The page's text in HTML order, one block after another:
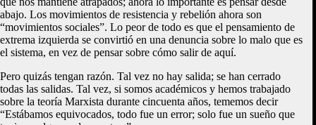
abajo. Los movimientos de resistencia y rebelión ahora son
“movimientos sociales”. Lo peor de todo es que el pensamiento de
extrema izquierda se convirtió en una denuncia sobre lo malo que es
el sistema, en vez de pensar sobre cómo salir de aquí.
Pero quizás tengan razón. Tal vez no hay salida; se han cerrado
todas las salidas. Tal vez, si somos académicos y hemos trabajado
sobre la teoría Marxista durante cincuenta años, tememos decir
“Estábamos equivocados, todo fue un error; solo fue un sueño que